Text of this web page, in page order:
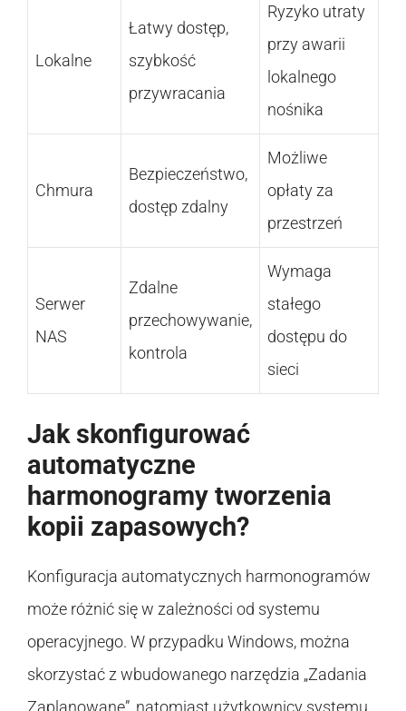
Lokalne
Łatwy dostęp,
szybkość
przywracania
Ryzyko utraty
przy awarii
lokalnego
nośnika
Chmura
Bezpieczeństwo,
dostęp zdalny
Możliwe
opłaty za
przestrzeń
Serwer
NAS
Zdalne
przechowywanie,
kontrola
Wymaga
stałego
dostępu do
sieci
Jak skonfigurować
automatyczne
harmonogramy tworzenia
kopii zapasowych?
Konfiguracja automatycznych harmonogramów
może różnić się w zależności od systemu
operacyjnego. W przypadku Windows, można
skorzystać z wbudowanego narzędzia „Zadania
Zaplanowane”, natomiast użytkownicy systemu